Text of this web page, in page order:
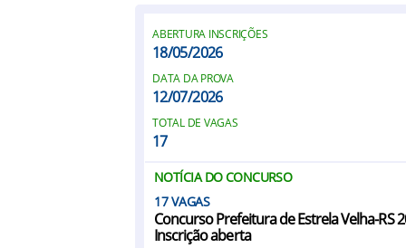
ABERTURA INSCRIÇÕES
18/05/2026
DATA DA PROVA
12/07/2026
TOTAL DE VAGAS
17
NOTÍCIA DO CONCURSO
17
Concurso Prefeitura de Estrela Velha-RS
Inscrição aberta